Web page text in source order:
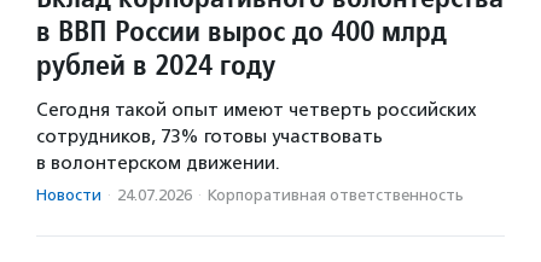
в ВВП России вырос до 400 млрд
рублей в 2024 году
Сегодня такой опыт имеют четверть российских
сотрудников, 73% готовы участвовать
в волонтерском движении.
Новости · 24.07.2026 · Корпоративная ответственность